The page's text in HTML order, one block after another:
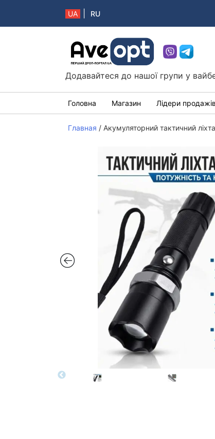
UA RU
Aveopt – оптова дропшипінг
Додавайтеся до нашої групи у
Головна Магазин Лідери продажів
Главная / Акумуляторний тактичний